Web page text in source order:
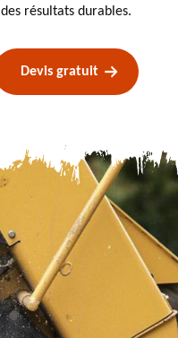
des résultats durables.
Devis gratuit